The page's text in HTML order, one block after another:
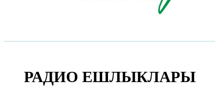
РАДИО ЕШЛЫКЛАРЫ